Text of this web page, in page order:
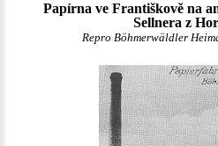
Papírna ve Františkově na
Sellnera z
Repro Böhmerwäldler